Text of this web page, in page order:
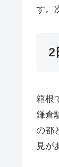
す。
2
箱根
鎌倉
の都
見が